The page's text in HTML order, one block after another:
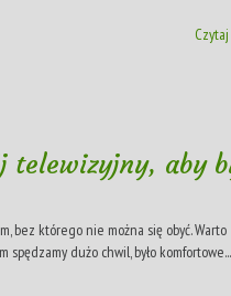
telewizyjny, aby
bez którego nie można się obyć. Warto
spędzamy dużo chwil, było